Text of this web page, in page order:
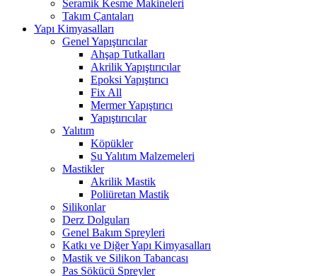
Seramik Kesme Makineleri
Takım Çantaları
Yapı Kimyasalları
Genel Yapıştırıcılar
Ahşap Tutkalları
Akrilik Yapıştırıcılar
Epoksi Yapıştırıcı
Fix All
Mermer Yapıştırıcı
Yapıştırıcılar
Yalıtım
Köpükler
Su Yalıtım Malzemeleri
Mastikler
Akrilik Mastik
Poliüretan Mastik
Silikonlar
Derz Dolguları
Genel Bakım Spreyleri
Katkı ve Diğer Yapı Kimyasalları
Mastik ve Silikon Tabancası
Pas Sökücü Spreyler